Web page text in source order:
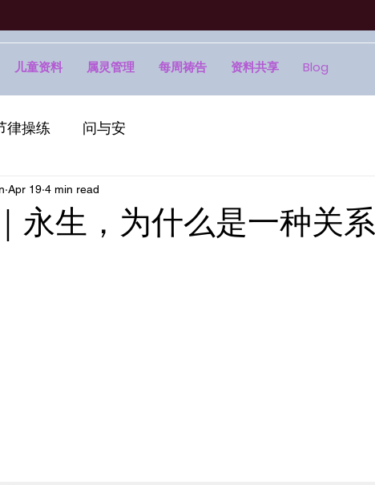
儿童资料 属灵管理 每周祷告 资料共享 Blog
律操练 问与安
永生，为什么是一种关系
Apr 19 4 min read